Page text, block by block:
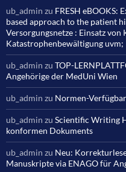
ub_admin zu FRESH eBOOKS:
based approach to the patient
Versorgungsnetze : Einsatz von
Katastrophenbewältigung uvm;
ub_admin zu TOP-
Angehörige der MedUni Wien
ub_admin zu Normen-
ub_admin zu Scientific Writing
konformen Dokuments
ub_admin zu Neu:
Manuskripte via ENAGO für